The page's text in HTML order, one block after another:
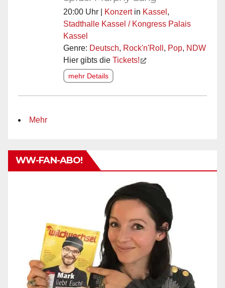
20:00 Uhr | Konzertin Kassel ,
Stadthalle Kassel / Kongress Palais
Kassel
Genre: Deutsch, Rock'n'Roll , Pop, NDW
Hier gibts die Tickets!
mehr Details
Mehr
WW-FAN-ABO!